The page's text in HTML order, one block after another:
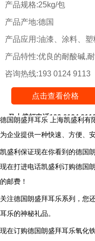
产品规格:25kg/包
产品产地:德国
产品应用:油漆、涂料、
产品特性:优良的耐酸碱,
咨询热线:193 0124 9113
点击查看价格
马上拨打电话193 0124
铁黄
德国朗盛拜耳乐 上海凯盛利有
为企业提供一种快速、方便、
凯盛利保证现在你看到的德国
现在打进电话凯盛利订购德国
的邮费！
关注德国朗盛拜耳乐系列，您
耳乐的神秘礼品。
现在订购德国朗盛拜耳乐氧化